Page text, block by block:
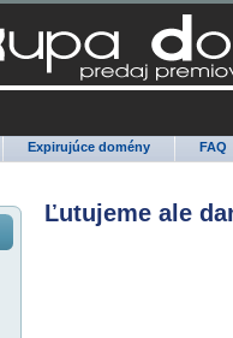
Expirujúce domény FAQ
Ľutujeme ale